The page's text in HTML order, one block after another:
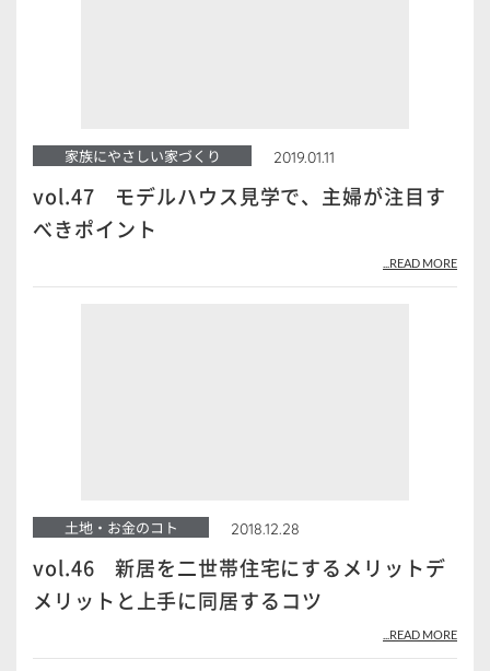
家族にやさしい家づくり 2019.01.11
vol.47 モデルハウス見学で、主婦が注目す
べきポイント
...READ MORE
土地・お金のコト 2018.12.28
vol.46 新居を二世帯住宅にするメリットデ
メリットと上手に同居するコツ
...READ MORE